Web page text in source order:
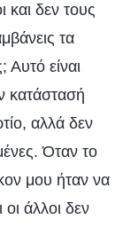
και δεν τους
τα
είναι
κατάστασή
αλλά δεν
Όταν το
μου ήταν να
άλλοι δεν